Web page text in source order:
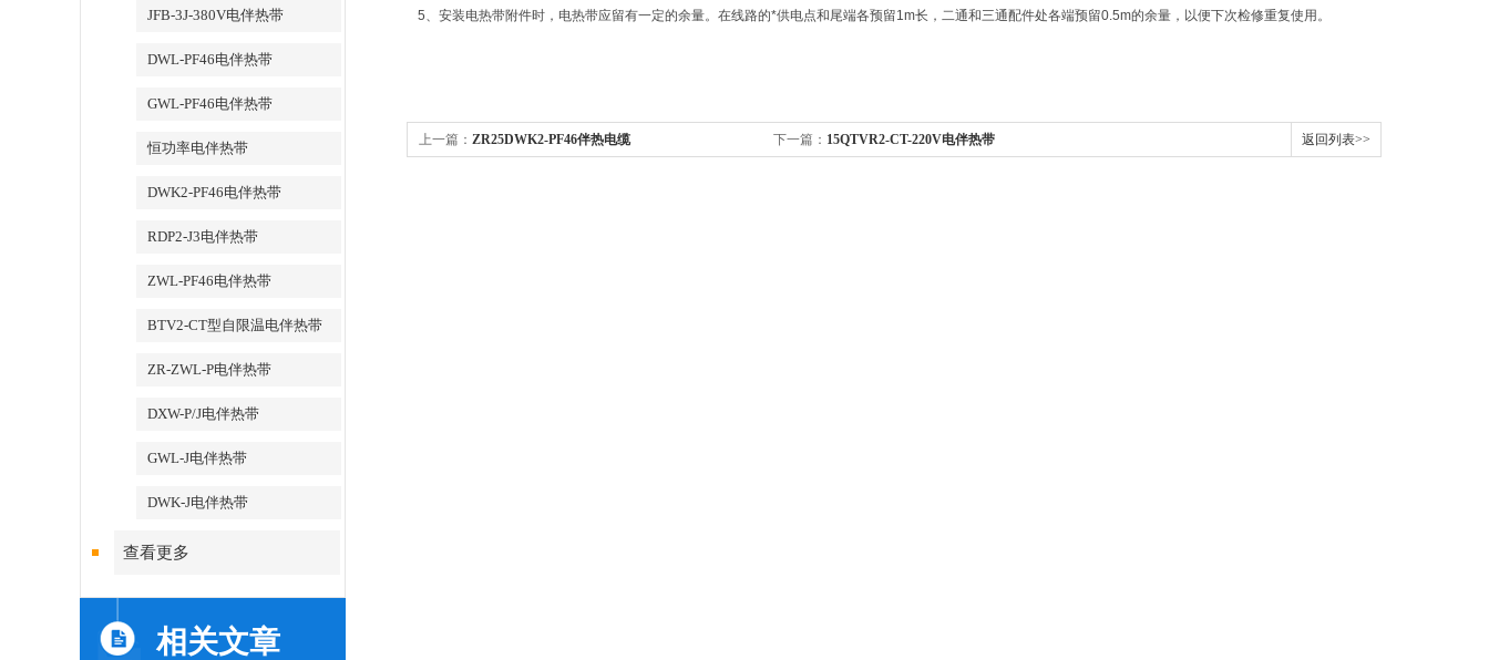
JFB-3J-380V电伴热带
DWL-PF46电伴热带
GWL-PF46电伴热带
恒功率电伴热带
DWK2-PF46电伴热带
RDP2-J3电伴热带
ZWL-PF46电伴热带
BTV2-CT型自限温电伴热带
ZR-ZWL-P电伴热带
DXW-P/J电伴热带
GWL-J电伴热带
DWK-J电伴热带
查看更多
相关文章
5、安装电热带附件时，电热带应留有一定的余量。在线路的*供电点和尾端各预留1m长，二通和三通配件处各端预留0.5m的余量，以便下次检修重复使用。
上一篇： ZR25DWK2-PF46伴热电缆 下一篇： 15QTVR2-CT-220V电伴热带 返回列表>>